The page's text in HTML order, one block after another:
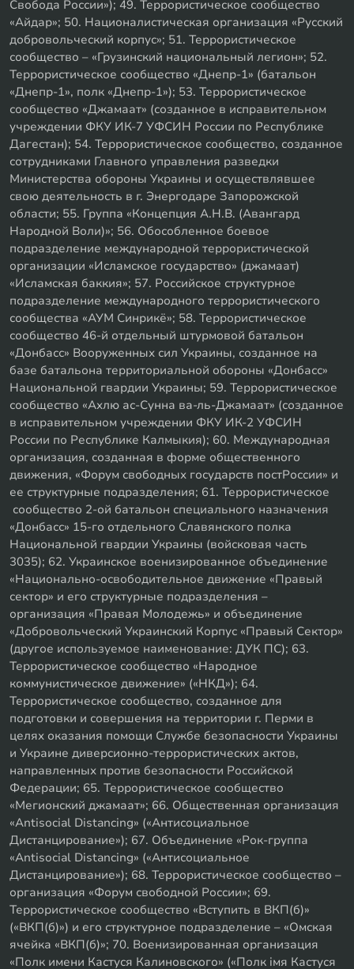
Свобода России»); 49. Террористическое сообщество
«Айдар»; 50. Националистическая организация «Русский
добровольческий корпус»; 51. Террористическое
сообщество – «Грузинский национальный легион»; 52.
Террористическое сообщество «Днепр-1» (батальон
«Днепр-1», полк «Днепр-1»); 53. Террористическое
сообщество «Джамаат» (созданное в исправительном
учреждении ФКУ ИК-7 УФСИН России по Республике
Дагестан); 54. Террористическое сообщество, созданное
сотрудниками Главного управления разведки
Министерства обороны Украины и осуществлявшее
свою деятельность в г. Энергодаре Запорожской
области; 55. Группа «Концепция А.Н.В. (Авангард
Народной Воли)»; 56. Обособленное боевое
подразделение международной террористической
организации «Исламское государство» (джамаат)
«Исламская баккия»; 57. Российское структурное
подразделение международного террористического
сообщества «АУМ Синрикё»; 58. Террористическое
сообщество 46-й отдельный штурмовой батальон
«Донбасс» Вооруженных сил Украины, созданное на
базе батальона территориальной обороны «Донбасс»
Национальной гвардии Украины; 59. Террористическое
сообщество «Ахлю ас-Сунна ва-ль-Джамаат» (созданное
в исправительном учреждении ФКУ ИК-2 УФСИН
России по Республике Калмыкия); 60. Международная
организация, созданная в форме общественного
движения, «Форум свободных государств постРоссии» и
ее структурные подразделения; 61. Террористическое
сообщество 2-ой батальон специального назначения
«Донбасс» 15-го отдельного Славянского полка
Национальной гвардии Украины (войсковая часть
3035); 62. Украинское военизированное объединение
«Национально-освободительное движение «Правый
сектор» и его структурные подразделения –
организация «Правая Молодежь» и объединение
«Добровольческий Украинский Корпус «Правый Сектор»
(другое используемое наименование: ДУК ПС); 63.
Террористическое сообщество «Народное
коммунистическое движение» («НКД»); 64.
Террористическое сообщество, созданное для
подготовки и совершения на территории г. Перми в
целях оказания помощи Службе безопасности Украины
и Украине диверсионно-террористических актов,
направленных против безопасности Российской
Федерации; 65. Террористическое сообщество
«Мегионский джамаат»; 66. Общественная организация
«Antisocial Distancing» («Антисоциальное
Дистанцирование»); 67. Объединение «Рок-группа
«Antisocial Distancing» («Антисоциальное
Дистанцирование»); 68. Террористическое сообщество –
организация «Форум свободной России»; 69.
Террористическое сообщество «Вступить в ВКП(б)»
(«ВКП(б)») и его структурное подразделение – «Омская
ячейка «ВКП(б)»; 70. Военизированная организация
«Полк имени Кастуся Калиновского» («Полк iмя Кастуся